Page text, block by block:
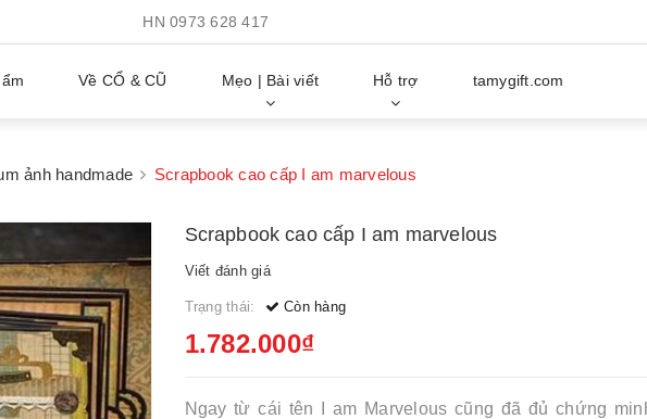
HN0973 628 417
Về CỔ & CŨ Mẹo | Bài viết Hỗ trợ tamygift.com
ảnh handmade Scrapbook cao cấp I am marvelous
Scrapbook cao cấp I am marvelous
Viết đánh giá
Trạng thái: Còn hàng
1.782.000₫
Ngay từ cái tên I am Marvelous cũng đã đủ chứng